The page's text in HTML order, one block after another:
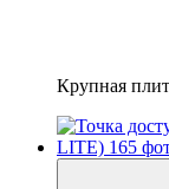
Крупная